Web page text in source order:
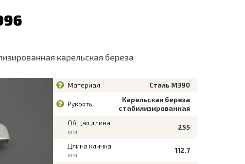
карельская береза
Материал Сталь М390
Рукоять
Карельская береза
стабилизированная
Общая длина
мм
255
Длина клинка
мм
112.7